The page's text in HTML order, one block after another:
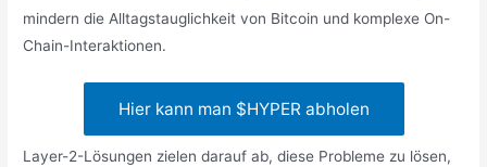
mindern die Alltagstauglichkeit von Bitcoin und komplexe On-
Chain-Interaktionen.
Hier kann man $HYPER abholen
Layer-2-Lösungen zielen darauf ab, diese Probleme zu lösen,